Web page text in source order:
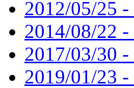
2012/05/25
2014/08/22
2017/03/30
2019/01/23